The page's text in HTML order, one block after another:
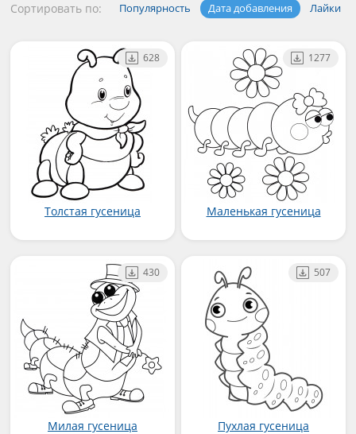
Сортировать по: Популярность Дата добавления Лайки
Толстая гусеница
628
Маленькая гусеница
1277
Милая гусеница
430
Пухлая гусеница
507